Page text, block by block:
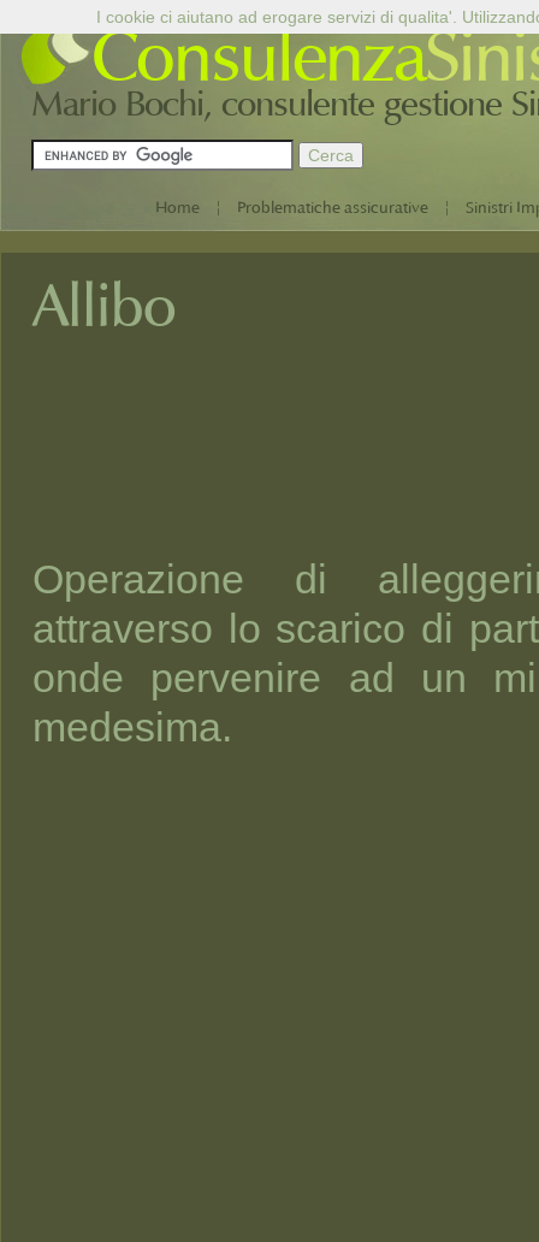
Consulenza
Mario Bochi, consulente gestione
Home | Problematiche assicurative | Sinistri
Allibo
Operazione di
attraverso lo scarico di
onde pervenire ad un
medesima.
I cookie ci aiutano ad erogare servizi di qualita'.